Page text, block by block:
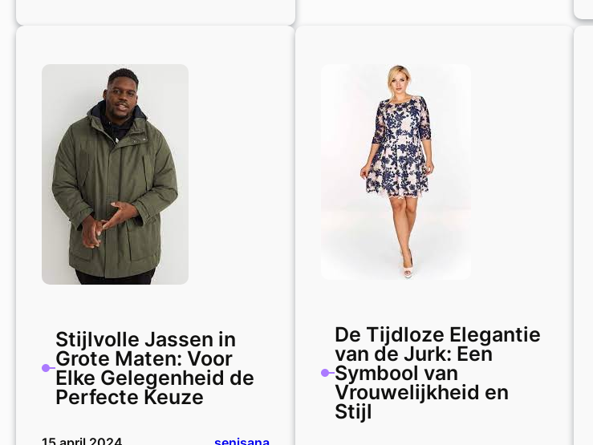
Polo
Sale:
Bespaar
op
Stijlvolle
Poloshirts
Comfort
en
Trendy
Looks
Stijlvolle Jassen in
Grote Maten: Voor
Elke Gelegenheid de
Perfecte Keuze
De Tijdloze Elegantie
van de Jurk: Een
Symbool van
Vrouwelijkheid en
Stijl